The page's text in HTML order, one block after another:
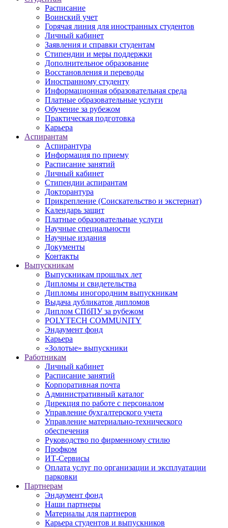
Расписание
Воинский учет
Горячая линия для иностранных студентов
Личный кабинет
Заявления и справки студентам
Стипендии и меры поддержки
Дополнительное образование
Восстановления и переводы
Иностранному студенту
Информационная образовательная среда
Платные образовательные услуги
Обучение за рубежом
Практическая подготовка
Карьера
Аспирантам
Аспирантура
Информация по приему
Расписание занятий
Личный кабинет
Стипендии аспирантам
Докторантура
Прикрепление (Соискательство и экстернат)
Календарь защит
Платные образовательные услуги
Научные специальности
Научные издания
Документы
Контакты
Выпускникам
Выпускникам прошлых лет
Дипломы и свидетельства
Дипломы иногородним выпускникам
Выдача дубликатов дипломов
Диплом СПбПУ за рубежом
POLYTECH COMMUNITY
Эндаумент фонд
Карьера
«Золотые» выпускники
Работникам
Личный кабинет
Расписание занятий
Корпоративная почта
Административный каталог
Дирекция по работе с персоналом
Управление бухгалтерского учета
Управление материально-технического
обеспечения
Руководство по фирменному стилю
Профком
ИТ-Сервисы
Оплата услуг по организации и эксплуатации
парковки
Партнерам
Эндаумент фонд
Наши партнеры
Материалы для партнеров
Карьера студентов и выпускников